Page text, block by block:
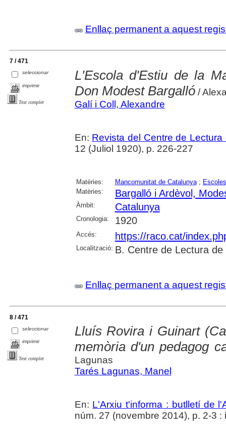
Enllaç permanent a aquest
7 / 471
seleccionar
imprimir
Text complet
L'Escola d'Estiu de la
Don Modest Bargalló/
Galí i Coll, Alexandre
En: Revista del Centre de Lectura
12 (Juliol 1920), p. 226-227
Matèries: Mancomunitat de Catalunya;
Matèries:
Bargalló i Ardèvol,
Àmbit: Catalunya
Cronologia: 1920
Accés: https://raco.cat/
Localització: B. Centre de Lectura de
Enllaç permanent a aquest
8 / 471
seleccionar
imprimir
Text complet
Lluís Rovira i Guinart
memòria d'un pedagog
Lagunas
Tarés Lagunas, Manel
En: L'Arxiu t'informa : butlletí de
núm. 27 (novembre 2014), p. 2-3 :